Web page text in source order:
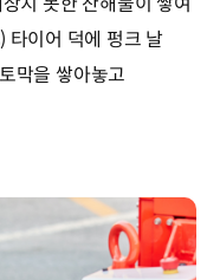
타이어 덕에 펑크 날
막을 쌓아놓고